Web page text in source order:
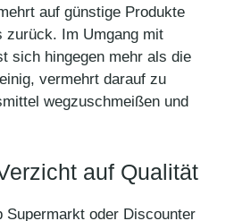
auf günstige Produkte
zurück. Im Umgang mit
sich hingegen mehr als die
vermehrt darauf zu
wegzuschmeißen und
auf Qualität
Supermarkt oder Discounter